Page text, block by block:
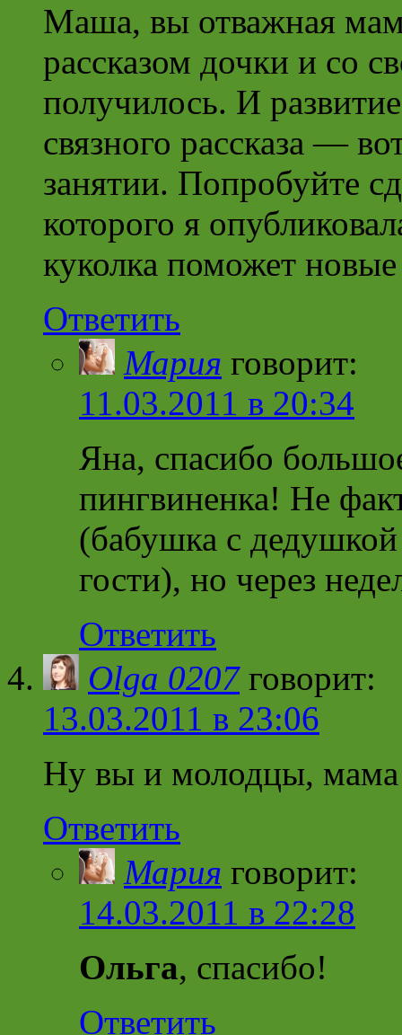
Маша, вы отважная
рассказом дочки и со
получилось. И
связного рассказа —
занятии. Попробуйте
которого я
куколка поможет
Ответить
Мария говорит:
11.03.2011 в 20:34
Яна, спасибо
пингвиненка! Не
(бабушка с
гости), но через
Ответить
Olga 0207 говорит:
13.03.2011 в 23:06
Ну вы и молодцы, мама
Ответить
Мария говорит:
14.03.2011 в 22:28
Ольга, спасибо!
Ответить